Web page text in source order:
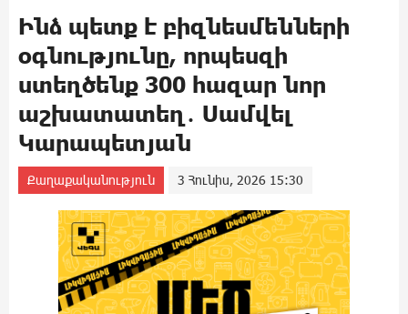
Ինձ պետք է բիզնեսմենների
օգնությունը, որպեսզի
ստեղծենք 300 հազար նոր
աշխատատեղ․ Սամվել
Կարապետյան
Քաղաքականություն 3 Հունիս, 2026 15:30